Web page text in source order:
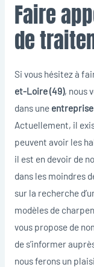
Faire
de
Si vous hésitez à
et-Loire (49), nous
dans une
Actuellement, il
peuvent avoir les
il est en devoir de
dans les moindres
sur la recherche
modèles de
vous propose de
de s’informer
nous ferons un